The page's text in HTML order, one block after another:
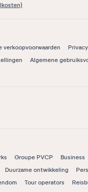
verkoopvoorwaarden
Algemene
Groupe PVCP
Business
Duurzame ontwikkeling Pers
Tour operators